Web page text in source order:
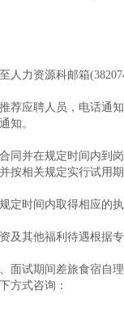
力资源科邮箱
荐应聘人员，电话通
知。
同并在规定时间内
按相关规定实行试
定时间内取得相应
及其他福利待遇根据
面试期间差旅食宿自
方式咨询：